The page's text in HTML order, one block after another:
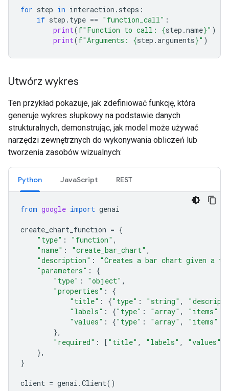
for step in interaction . steps :
if step . type == "function_call" :
print(f"Function to call: {step .name}" )
print(f"Arguments: {step .arguments}" )
Utwórz wykres
Ten przykład pokazuje, jak zdefiniować funkcję, która
generuje wykres słupkowy na podstawie danych
strukturalnych, demonstrując, jak model może używać
narzędzi zewnętrznych do wykonywania obliczeń lub
tworzenia zasobów wizualnych:
Python JavaScript REST
from google import genai
create_chart_function = {
"type" : "function" ,
"name" : "create_bar_chart" ,
"description" :
"Creates a bar chart given a
"parameters" :
{
"type" : "object" ,
"properties" :
{
"title" : {"type" : "string" ,
"labels" : {"type" : "array" , "items"
"values" : {"type" : "array" , "items"
},
"required" : [ "title" , "labels" , "values"
},
}
client = genai .Client()